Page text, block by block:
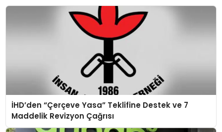
İHD’den “Çerçeve Yasa” Teklifine Destek ve 7
Maddelik Revizyon Çağrısı